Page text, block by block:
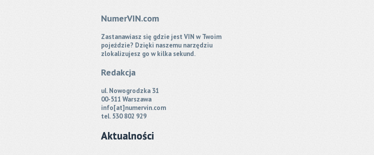
NumerVIN.com
Zastanawiasz się gdzie jest VIN w Twoim
pojeździe? Dzięki naszemu narzędziu
zlokalizujesz go w kilka sekund.
Redakcja
ul. Nowogrodzka 31
00-511 Warszawa
info[at]numervin.com
tel. 530 802 929
Aktualności